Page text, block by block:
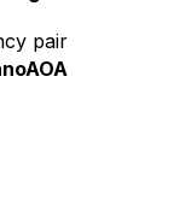
pair
AOA